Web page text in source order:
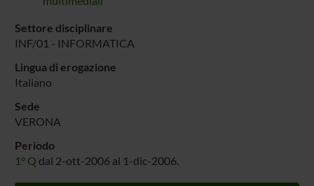
Settore disciplinare
INF/01 - INFORMATICA
Lingua di erogazione
Italiano
Sede
VERONA
Periodo
1° Q dal 2-ott-2006 al 1-dic-2006.